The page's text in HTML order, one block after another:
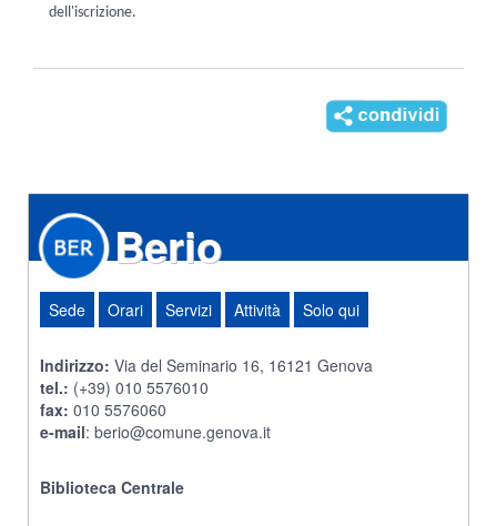
dell'iscrizione.
Berio
Sede Orari Servizi Attività Solo qui
Indirizzo: Via del Seminario 16, 16121 Genova
tel.: (+39) 010 5576010
fax: 010 5576060
e-mail: berio@comune.genova.it
Biblioteca Centrale